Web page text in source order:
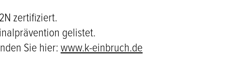
zertifiziert.
gelistet.
Sie hier:www.k-einbruch.de